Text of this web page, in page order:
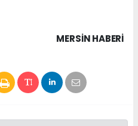
MERSIN HABERİ